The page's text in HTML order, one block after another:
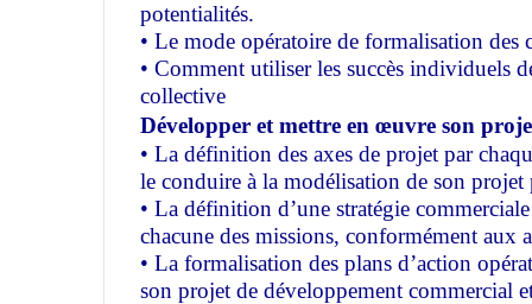
potentialités.
• Le mode opératoire de formalisation des
• Comment utiliser les succès individuels
collective
Développer et mettre en œuvre son
• La définition des axes de projet par
le conduire à la modélisation de son projet
• La définition d’une stratégie
chacune des missions, conformément aux
• La formalisation des plans d’action
son projet de développement commercial